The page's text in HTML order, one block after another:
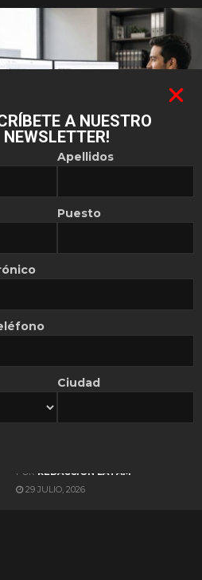
ES NOTICIA
Automatización de las
REDACCIÓN LATAM
ES NOTICIA
POR REDACCIÓN LATAM
29 JULIO, 2026
A NUESTRO
NEWSLETTER!
Apellidos
Puesto
Ciudad